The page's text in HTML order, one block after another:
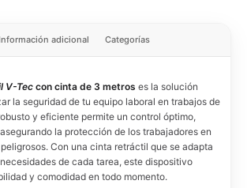
Información adicional Categorías
V-Teccon cinta de 3 metros es la solución
la seguridad de tu equipo laboral en trabajos de
y eficiente permite un control óptimo,
la protección de los trabajadores en
Con una cinta retráctil que se adapta
de cada tarea, este dispositivo
y comodidad en todo momento.